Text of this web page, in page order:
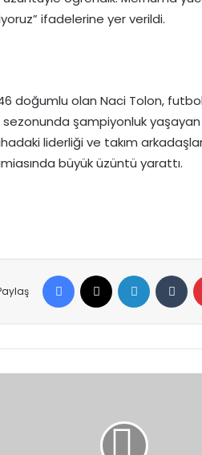
ifadelerine yer verildi.
doğumlu olan Naci Tolon,
sezonunda şampiyonluk
liderliği ve takım
büyük üzüntü yarattı.
Facebook LinkedIn